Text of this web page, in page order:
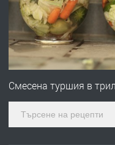
ПРЕДЛАГА Под
Смесена туршия в